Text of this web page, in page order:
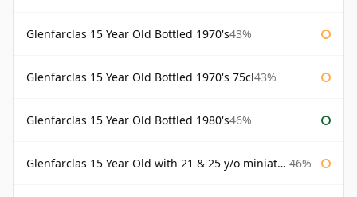
Glenfarclas 15 Year Old Bottled 1970's43%
Glenfarclas 15 Year Old Bottled 1970's 75cl43%
Glenfarclas 15 Year Old Bottled 1980's46%
Glenfarclas 15 Year Old with 21 & 25 y/o miniatures 46%